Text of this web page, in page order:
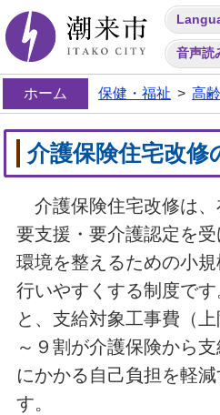
潮来市
音声読
ホーム 保健・福祉 > 高
介護保険住宅改修
介護保険住宅改修は、
要支援・要介護認定を
環境を整えるための小
行いやすくする制度で
と、支給対象工事費（
～９割が介護保険から
にかかる自己負担を軽
す。